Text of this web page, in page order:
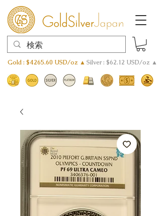
Gold : $4265.60 USD/oz ▲ Silver : $62.12 USD/oz ▲